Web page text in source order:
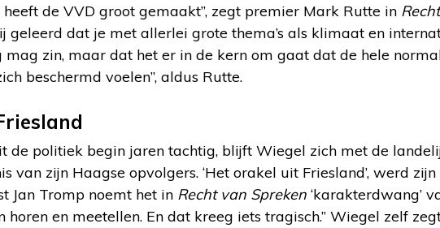
de VVD groot gemaakt”, zegt premier Mark Rutte in
geleerd dat je met allerlei grote thema’s als klimaat en
zin, maar dat het er in de kern om gaat dat de hele
beschermd voelen”, aldus Rutte.
de politiek begin jaren tachtig, blijft Wiegel zich met de
van zijn Haagse opvolgers. ‘Het orakel uit Friesland’, werd
Jan Tromp noemt het in Recht van Spreken ‘karakterdwang’
en meetellen. En dat kreeg iets tragisch.” Wiegel zelf